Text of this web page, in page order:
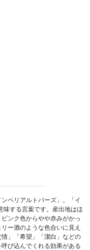
ペリアルトパーズ」。「イ
味する言葉です。産出地はほ
ンク色からやや赤みがかっ
ー酒のような色合いに見え
」「希望」「潔白」などの
び込んでくれる効果がある